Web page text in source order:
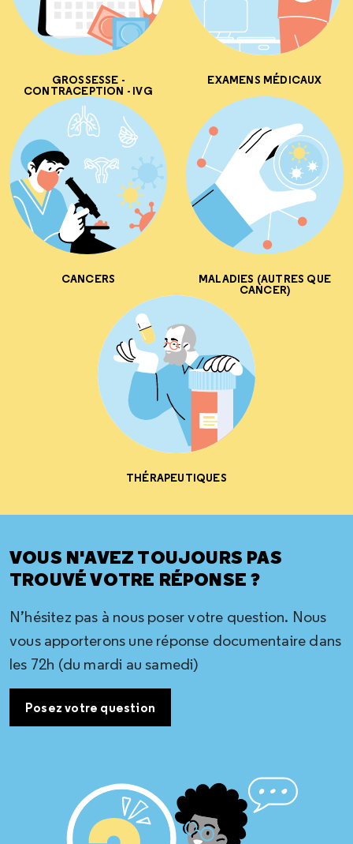
GROSSESSE -
CONTRACEPTION - IVG
EXAMENS MÉDICAUX
CANCERS MALADIES (AUTRES QUE
CANCER)
THÉRAPEUTIQUES
VOUS N'AVEZ TOUJOURS PAS
TROUVÉ VOTRE RÉPONSE ?
N’hésitez pas à nous poser votre question. Nous
vous apporterons une réponse documentaire dans
les 72h (du mardi au samedi)
Posez votre question